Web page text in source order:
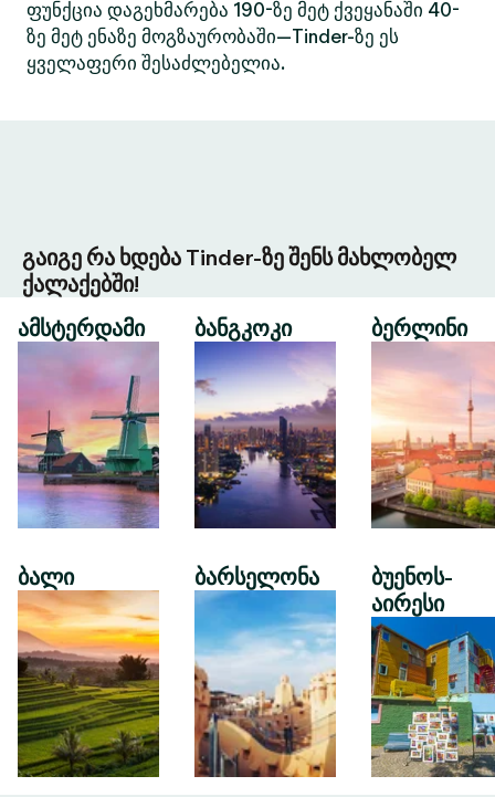
ფუნქცია დაგეხმარება 190-ზე მეტ ქვეყანაში 40-
ზე მეტ ენაზე მოგზაურობაში—Tinder-ზე ეს
ყველაფერი შესაძლებელია.
გაიგე რა ხდება Tinder-ზე შენს მახლობელ
ქალაქებში!
ამსტერდამი
ბალი
ბანგკოკი
ბარსელონა
ბერლინი
ბუენოს-
აირესი